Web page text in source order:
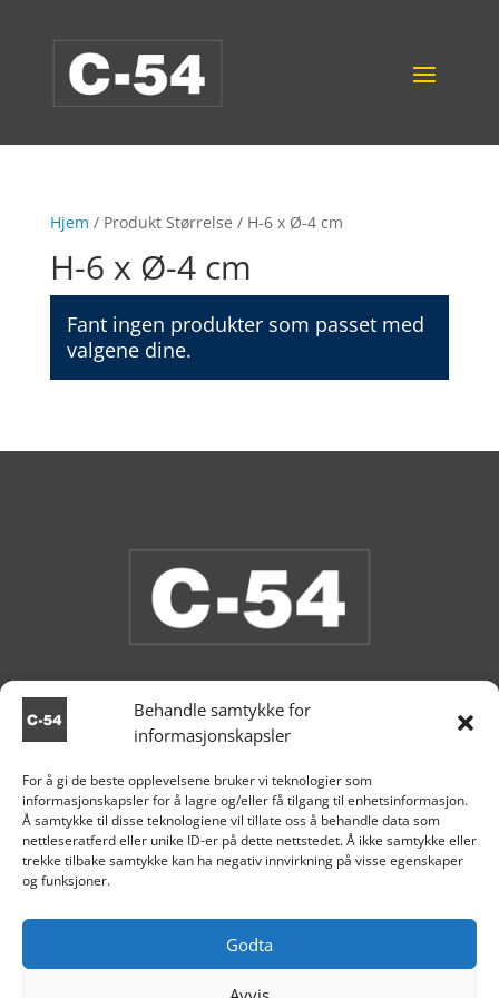
Behandle samtykke for
informasjonskapsler
For å gi de beste opplevelsene bruker vi teknologier som
informasjonskapsler for å lagre og/eller få tilgang til enhetsinformasjon.
Å samtykke til disse teknologiene vil tillate oss å behandle data som
nettleseratferd eller unike ID-er på dette nettstedet. Å ikke samtykke eller
trekke tilbake samtykke kan ha negativ innvirkning på visse egenskaper
og funksjoner.
Godta
Hjem / Produkt Størrelse / H-6 x Ø-4 cm
H-6 x Ø-4 cm
Fant ingen produkter som passet med
valgene dine.

Aksdal

+47 995 81 519
 post@c54.no
Org nr. 915 859 313